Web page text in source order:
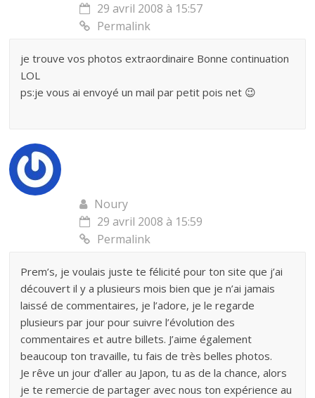
29 avril 2008 à 15:57
Permalink
je trouve vos photos extraordinaire Bonne continuation
LOL
ps:je vous ai envoyé un mail par petit pois net 😉
Noury
29 avril 2008 à 15:59
Permalink
Prem’s, je voulais juste te félicité pour ton site que j’ai
découvert il y a plusieurs mois bien que je n’ai jamais
laissé de commentaires, je l’adore, je le regarde
plusieurs par jour pour suivre l’évolution des
commentaires et autre billets. J’aime également
beaucoup ton travaille, tu fais de très belles photos.
Je rêve un jour d’aller au Japon, tu as de la chance, alors
je te remercie de partager avec nous ton expérience au